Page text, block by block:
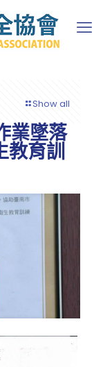
Show all
業墜落
教育訓